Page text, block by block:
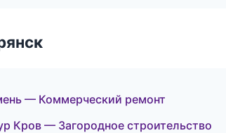
— Коммерческий ремонт
Кров — Загородное строительство